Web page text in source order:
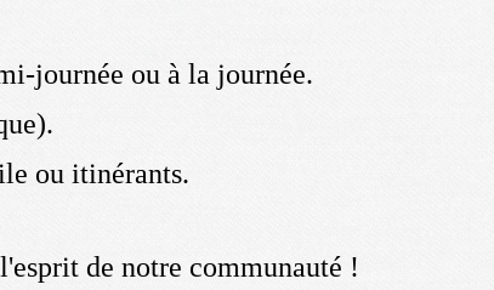
journée ou à la journée.
ou itinérants.
de notre communauté !